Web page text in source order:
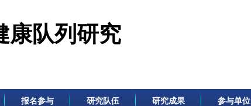
康队列研究
报名参与 研究队伍 研究成果 参与单位